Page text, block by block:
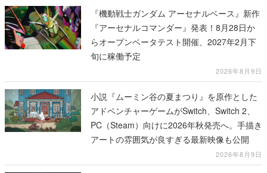
『機動戦士ガンダム アーセナルベース』新作
『アーセナルコマンダー』発表！8月28日か
らオープンベータテスト開催、2027年2月下
旬に稼働予定
2026年8月9日
小説『ムーミン谷の夏まつり』を原作とした
アドベンチャーゲームがSwitch、Switch 2、
PC（Steam）向けに2026年秋発売へ。手描き
アートの雰囲気が良すぎる最新映像も公開
2026年8月9日